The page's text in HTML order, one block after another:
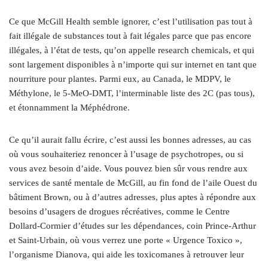
Ce que McGill Health semble ignorer, c’est l’utilisation pas tout à
fait illégale de substances tout à fait légales parce que pas encore
illégales, à l’état de tests, qu’on appelle research chemicals, et qui
sont largement disponibles à n’importe qui sur internet en tant que
nourriture pour plantes. Parmi eux, au Canada, le MDPV, le
Méthylone, le 5‑MeO-DMT, l’interminable liste des 2C (pas tous),
et étonnamment la Méphédrone.
Ce qu’il aurait fallu écrire, c’est aussi les bonnes adresses, au cas
où vous souhaiteriez renoncer à l’usage de psychotropes, ou si
vous avez besoin d’aide. Vous pouvez bien sûr vous rendre aux
services de santé mentale de McGill, au fin fond de l’aile Ouest du
bâtiment Brown, ou à d’autres adresses, plus aptes à répondre aux
besoins d’usagers de drogues récréatives, comme le Centre
Dollard-Cormier d’études sur les dépendances, coin Prince-Arthur
et Saint-Urbain, où vous verrez une porte « Urgence Toxico »,
l’organisme Dianova, qui aide les toxicomanes à retrouver leur